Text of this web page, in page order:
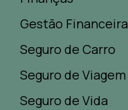
Gestão Financeira
Seguro de Carro
Seguro de Viagem
Seguro de Vida